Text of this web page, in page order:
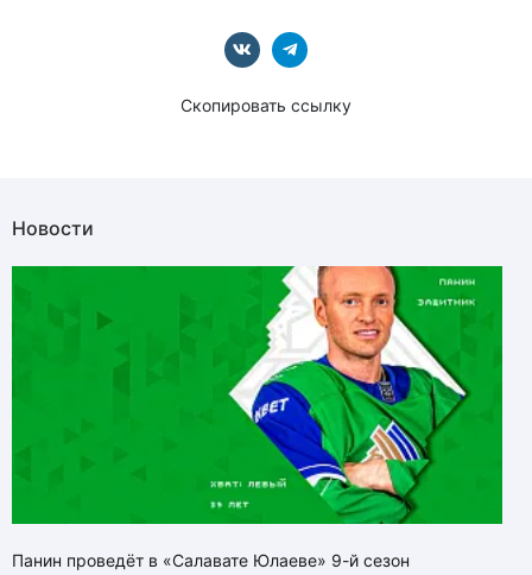
Скопировать ссылку
Новости
Панин проведёт в «Салавате Юлаеве» 9-й сезон